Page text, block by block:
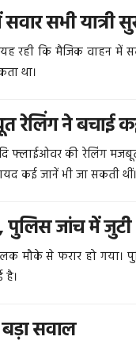
सभी यात्री
रही कि मैजिक वाहन में
था।
रेलिंग ने बचाई
फ्लाईओवर की रेलिंग
कई जानें भी जा सकती थीं।
पुलिस जांच में जुटी
मौके से फरार हो
है।
सवाल